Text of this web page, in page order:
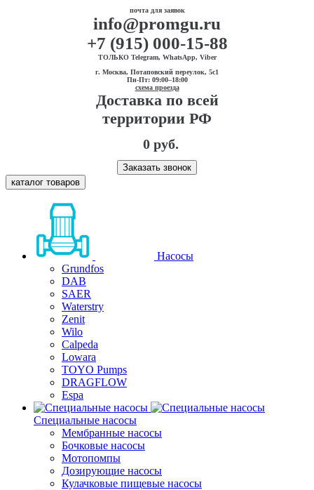
почта для заявок
info@promgu.ru
+7 (915) 000-15-88
ТОЛЬКО Telegram, WhatsApp, Viber
г. Москва, Потаповский переулок, 5с1
Пн-Пт: 09:00–18:00
схема проезда
Доставка по всей
территории РФ
0 руб.
Заказать звонок
каталог товаров
Насосы
Grundfos
DAB
SAER
Waterstry
Zenit
Wilo
Calpeda
Lowara
TOYO Pumps
DRAGFLOW
Espa
Специальные насосы
Мембранные насосы
Бочковые насосы
Мотопомпы
Дозирующие насосы
Кулачковые пищевые насосы